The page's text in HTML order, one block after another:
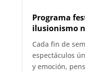
Programa
ilusionismo
Cada fin de
espectáculos
y emoción,